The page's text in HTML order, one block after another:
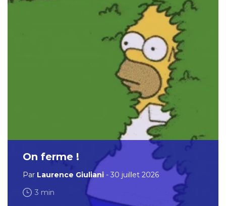
On ferme !
Par Laurence Giuliani - 30 juillet 2026
3 min